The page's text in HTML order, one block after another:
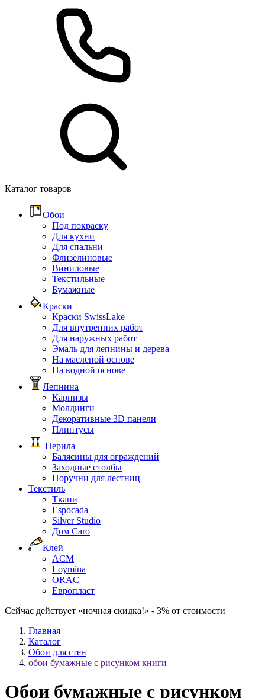
Каталог товаров
Обои
Под покраску
Для кухни
Для спальни
Флизелиновые
Виниловые
Текстильные
Бумажные
Краски
Краски SwissLake
Для внутренних работ
Для наружных работ
Эмаль для лепнины и дерева
На масленой основе
На водной основе
Лепнина
Карнизы
Молдинги
Декоративные 3D панели
Плинтусы
Перила
Балясины для ограждений
Заходные столбы
Поручни для лестниц
Текстиль
Ткани
Espocada
Silver Studio
Дом Caro
Клей
ACM
Loymina
ORAC
Европласт
Сейчас действует «ночная скидка!» - 3% от стоимости
Главная
Каталог
Обои для стен
обои бумажные с рисунком книги
Обои бумажные с рисунком